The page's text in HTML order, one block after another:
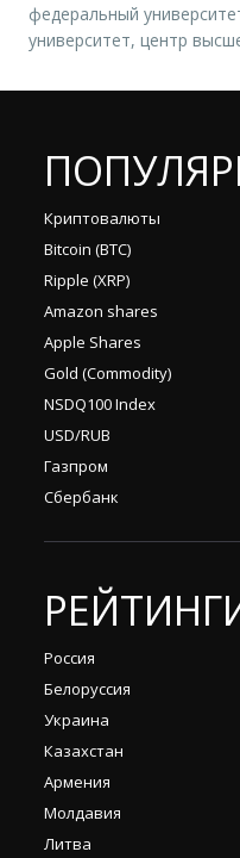
федеральный
университет, центр
расположенный в
факультетов 37,
Криптовалюты
Bitcoin (BTC)
Ripple (XRP)
Amazon shares
Apple Shares
Gold (Commodity)
NSDQ100 Index
USD/RUB
Газпром
Сбербанк
Россия
Белоруссия
Украина
Казахстан
Армения
Молдавия
Литва